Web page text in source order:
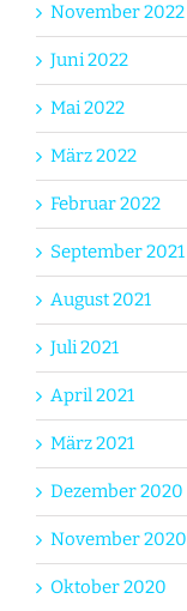
November 2022
Juni 2022
Mai 2022
März 2022
Februar 2022
September 2021
August 2021
Juli 2021
April 2021
März 2021
Dezember 2020
November 2020
Oktober 2020